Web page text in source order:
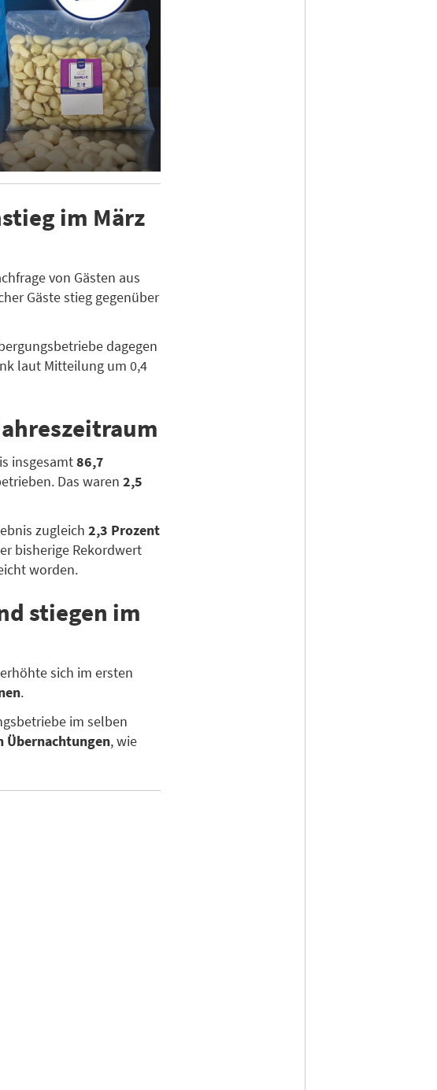
im März
von Gästen aus
Gäste stieg gegenüber
dagegen
laut Mitteilung um 0,4
insgesamt86,7
Das waren 2,5
zugleich 2,3 Prozent
bisherige Rekordwert
worden.
stiegen im
sich im ersten
.
im selben
Übernachtungen, wie